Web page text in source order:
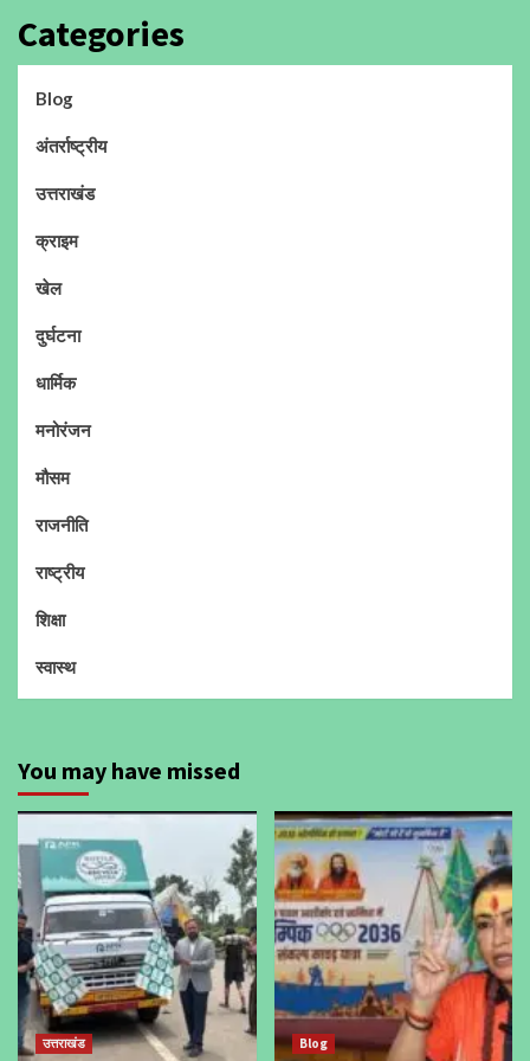
Categories
Blog
अंतर्राष्ट्रीय
उत्तराखंड
क्राइम
खेल
दुर्घटना
धार्मिक
मनोरंजन
मौसम
राजनीति
राष्ट्रीय
शिक्षा
स्वास्थ
You may have missed
उत्तराखंड Blog